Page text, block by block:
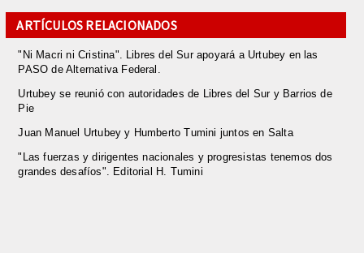
ARTÍCULOS RELACIONADOS
"Ni Macri ni Cristina". Libres del Sur apoyará a Urtubey en las
PASO de Alternativa Federal.
Urtubey se reunió con autoridades de Libres del Sur y Barrios de
Pie
Juan Manuel Urtubey y Humberto Tumini juntos en Salta
"Las fuerzas y dirigentes nacionales y progresistas tenemos dos
grandes desafíos". Editorial H. Tumini